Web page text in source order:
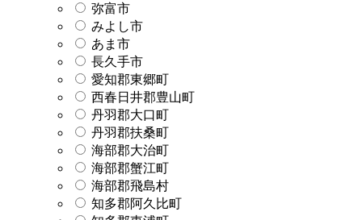
弥富市
みよし市
あま市
長久手市
愛知郡東郷町
西春日井郡豊山町
丹羽郡大口町
丹羽郡扶桑町
海部郡大治町
海部郡蟹江町
海部郡飛島村
知多郡阿久比町